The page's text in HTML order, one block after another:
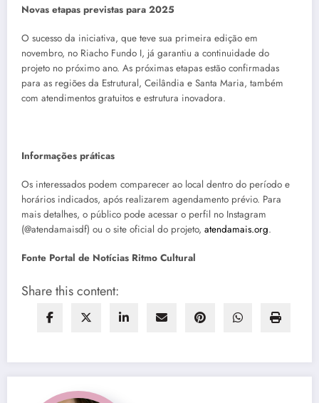
Novas etapas previstas para 2025
O sucesso da iniciativa, que teve sua primeira edição em
novembro, no Riacho Fundo I, já garantiu a continuidade do
projeto no próximo ano. As próximas etapas estão confirmadas
para as regiões da Estrutural, Ceilândia e Santa Maria, também
com atendimentos gratuitos e estrutura inovadora.
Informações práticas
Os interessados podem comparecer ao local dentro do período e
horários indicados, após realizarem agendamento prévio. Para
mais detalhes, o público pode acessar o perfil no Instagram
(@atendamaisdf) ou o site oficial do projeto, atendamais.org.
Fonte Portal de Notícias Ritmo Cultural
Share this content: